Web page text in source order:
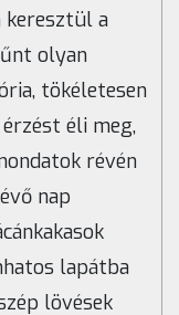
keresztül a
olyan
tökéletesen
éli meg,
révén
nap
lapátba
lövések